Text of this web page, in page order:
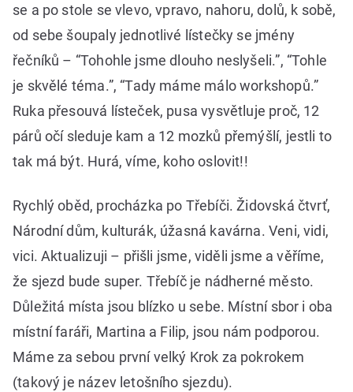
se a po stole se vlevo, vpravo, nahoru, dolů, k sobě,
od sebe šoupaly jednotlivé lístečky se jmény
řečníků – “Tohohle jsme dlouho neslyšeli.”, “Tohle
je skvělé téma.”, “Tady máme málo workshopů.”
Ruka přesouvá lísteček, pusa vysvětluje proč, 12
párů očí sleduje kam a 12 mozků přemýšlí, jestli to
tak má být. Hurá, víme, koho oslovit!!
Rychlý oběd, procházka po Třebíči. Židovská čtvrť,
Národní dům, kulturák, úžasná kavárna. Veni, vidi,
vici. Aktualizuji – přišli jsme, viděli jsme a věříme,
že sjezd bude super. Třebíč je nádherné město.
Důležitá místa jsou blízko u sebe. Místní sbor i oba
místní faráři, Martina a Filip, jsou nám podporou.
Máme za sebou první velký Krok za pokrokem
(takový je název letošního sjezdu).